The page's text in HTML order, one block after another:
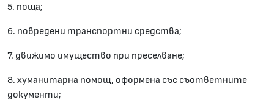
5. поща;
6. повредени транспортни средства;
7. движимо имущество при преселване;
8. хуманитарна помощ, оформена със съответните
документи;